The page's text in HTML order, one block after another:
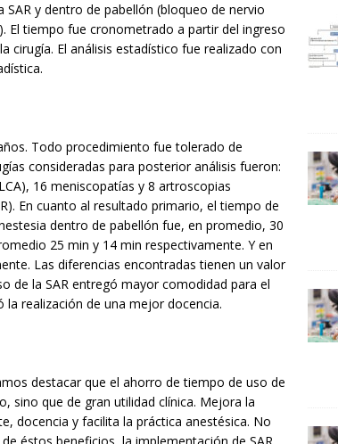
y dentro de pabellón (bloqueo de nervio
El tiempo fue cronometrado a partir del ingreso
cirugía. El análisis estadístico fue realizado con
Todo procedimiento fue tolerado de
consideradas para posterior análisis fueron:
16 meniscopatías y 8 artroscopias
En cuanto al resultado primario, el tiempo de
dentro de pabellón fue, en promedio, 30
25 min y 14 min respectivamente. Y en
Las diferencias encontradas tienen un valor
de la SAR entregó mayor comodidad para el
realización de una mejor docencia.
destacar que el ahorro de tiempo de uso de
sino que de gran utilidad clínica. Mejora la
docencia y facilita la práctica anestésica. No